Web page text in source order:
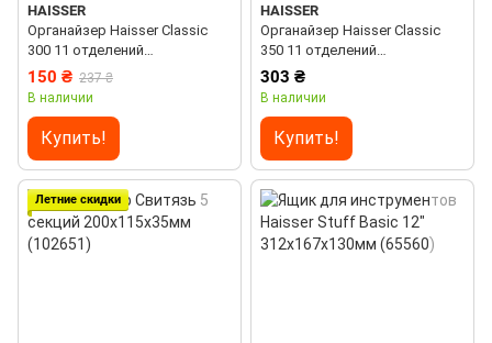
HAISSER
Органайзер Haisser Classic
300 11 отделений
300х220х55мм (65541)
150 ₴ 237 ₴
В наличии
Купить!
HAISSER
Органайзер Haisser Classic
350 11 отделений
345x245x60мм (65543)
303 ₴
В наличии
Купить!
Летние скидки